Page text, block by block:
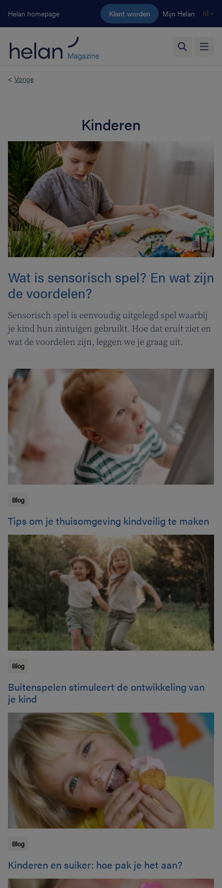
Ga naar de hoofdinhoud
Helan homepage Klant worden Mijn Helan nl
< Vorige
Kinderen
Wat is sensorisch spel? En wat zijn
de voordelen?
Sensorisch spel is eenvoudig uitgelegd spel waarbij
je kind hun zintuigen gebruikt. Hoe dat eruit ziet en
wat de voordelen zijn, leggen we je graag uit.
Blog
Tips om je thuisomgeving kindveilig te maken
Blog
Buitenspelen stimuleert de ontwikkeling van
je kind
Blog
Kinderen en suiker: hoe pak je het aan?